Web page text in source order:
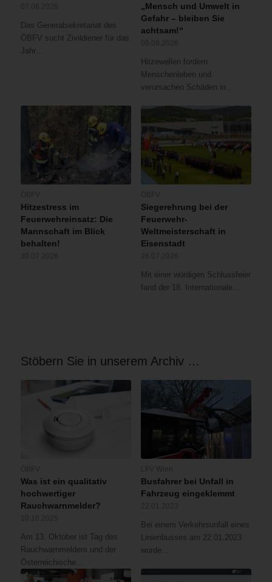
Das Generalsekretariat des
ÖBFV sucht Zivildiener für das
Jahr…
„Mensch und Umwelt in
Gefahr – bleiben Sie
achtsam!“
Hitzewellen fordern
Menschenleben und
verursachen Schäden in…
Hitzestress im
Feuerwehreinsatz: Die
Mannschaft im Blick
behalten!
Siegerehrung bei der
Feuerwehr-
Weltmeisterschaft in
Eisenstadt
Mit einer würdigen Schlussfeier
fand der 18. Internationale…
Stöbern Sie in unserem Archiv …
Was ist ein qualitativ
hochwertiger
Rauchwarnmelder?
Am 13. Oktober ist Tag des
Rauchwarnmelders und der
Österreichische…
Busfahrer bei Unfall in
Fahrzeug eingeklemmt
Bei einem Verkehrsunfall eines
Linienbusses am 22.01.2023
wurde…